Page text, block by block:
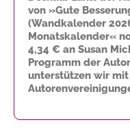
von »Gute
(Wandkalender
Monatskalender«
4,34 € an Susan
Programm der
unterstützen wir